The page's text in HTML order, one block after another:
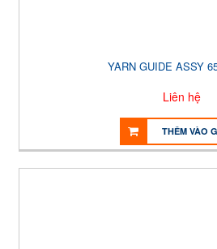
YARN GUIDE ASSY
Liên hệ
THÊM VÀO